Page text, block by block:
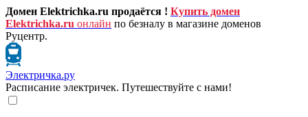
Домен Elektrichka.ru продаётся ! Купить домен
Elektrichka.ru онлайн по безналу в магазине доменов
Руцентр.
Электричка.ру
Расписание электричек. Путешествуйте с нами!